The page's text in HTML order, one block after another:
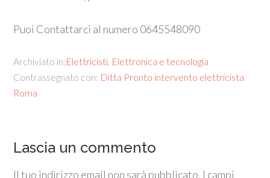
Puoi Contattarci al numero 0645548090
Archiviato in:Elettricisti Elettronica e tecnologia
Contrassegnato con: Ditta Pronto intervento elettricista
Roma
Lascia un commento
Il tuo indirizzo email non sarà pubblicato. I campi